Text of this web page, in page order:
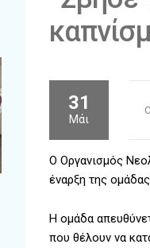
31
Μάι
Ο Οργανισμός
έναρξη της
Η ομάδα
που θέλουν να